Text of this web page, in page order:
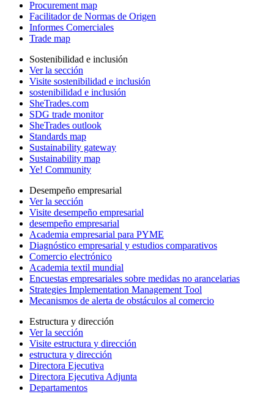
Procurement map
Facilitador de Normas de Origen
Informes Comerciales
Trade map
Sostenibilidad e inclusión
Ver la sección
Visite sostenibilidad e inclusión
sostenibilidad e inclusión
SheTrades.com
SDG trade monitor
SheTrades outlook
Standards map
Sustainability gateway
Sustainability map
Ye! Community
Desempeño empresarial
Ver la sección
Visite desempeño empresarial
desempeño empresarial
Academia empresarial para PYME
Diagnóstico empresarial y estudios comparativos
Comercio electrónico
Academia textil mundial
Encuestas empresariales sobre medidas no arancelarias
Strategies Implementation Management Tool
Mecanismos de alerta de obstáculos al comercio
Estructura y dirección
Ver la sección
Visite estructura y dirección
estructura y dirección
Directora Ejecutiva
Directora Ejecutiva Adjunta
Departamentos